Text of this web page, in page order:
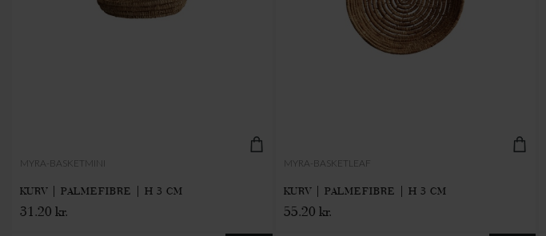
MYRA-BASKETMINI
KURV | PALMEFIBRE | H 3 CM
31.20 kr.
MYRA-BASKETLEAF
KURV | PALMEFIBRE | H 3 CM
55.20 kr.